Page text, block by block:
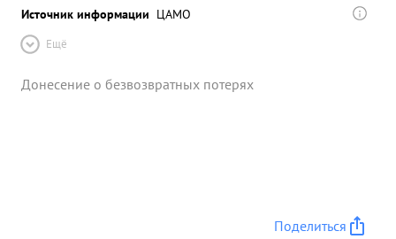
Источник информации ЦАМО
Ещё
Донесение о безвозвратных потерях
Поделиться